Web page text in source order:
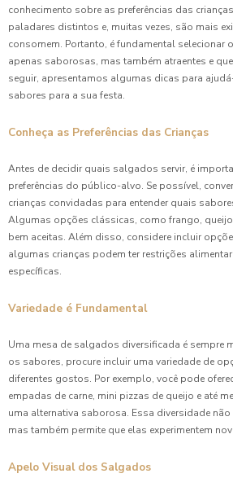
conhecimento sobre as preferências das
paladares distintos e, muitas vezes, são mais
consomem. Portanto, é fundamental selecionar
apenas saborosas, mas também atraentes e
seguir, apresentamos algumas dicas para
sabores para a sua festa.
Conheça as Preferências das Crianças
Antes de decidir quais salgados servir, é
preferências do público-alvo. Se possível,
crianças convidadas para entender quais
Algumas opções clássicas, como frango, queijo
bem aceitas. Além disso, considere incluir
algumas crianças podem ter restrições
específicas.
Variedade é Fundamental
Uma mesa de salgados diversificada é sempre
os sabores, procure incluir uma variedade de
diferentes gostos. Por exemplo, você pode
empadas de carne, mini pizzas de queijo e até
uma alternativa saborosa. Essa diversidade
mas também permite que elas experimentem
Apelo Visual dos Salgados